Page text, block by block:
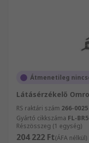
Átmenetileg
Látásérzékelő
RS raktári szám 266-0025
Gyártó cikkszáma FL-
Részösszeg (1 egység)
204 222 Ft(ÁFA nélkül)